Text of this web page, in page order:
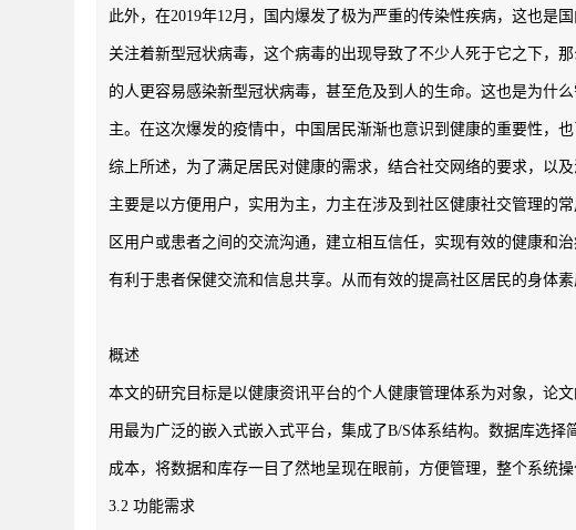
此外，在2019年12月，国内爆发了极为严重的传染性疾病，这也是
关注着新型冠状病毒，这个病毒的出现导致了不少人死于它之下，
的人更容易感染新型冠状病毒，甚至危及到人的生命。这也是为什
主。在这次爆发的疫情中，中国居民渐渐也意识到健康的重要性，
综上所述，为了满足居民对健康的需求，结合社交网络的要求，以
主要是以方便用户，实用为主，力主在涉及到社区健康社交管理的
区用户或患者之间的交流沟通，建立相互信任，实现有效的健康和
有利于患者保健交流和信息共享。从而有效的提高社区居民的身体
概述
本文的研究目标是以健康资讯平台的个人健康管理体系为对象，论
用最为广泛的嵌入式嵌入式平台，集成了B/S体系结构。数据库选
成本，将数据和库存一目了然地呈现在眼前，方便管理，整个系统
3.2 功能需求